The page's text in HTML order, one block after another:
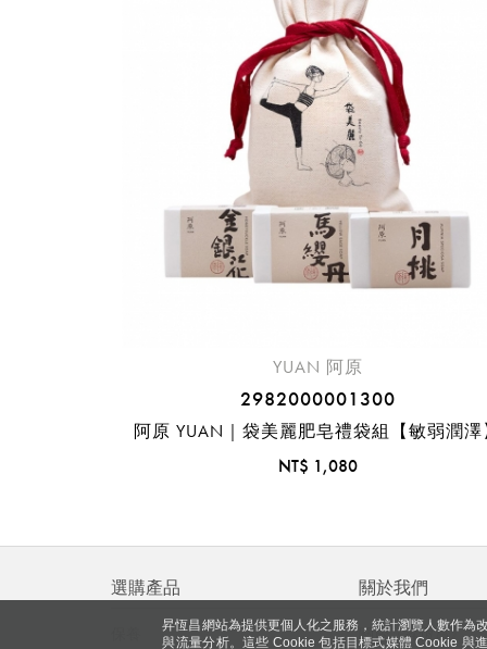
YUAN 阿原
2982000001300
阿原 YUAN｜袋美麗肥皂禮袋組【敏弱潤澤
NT$ 1,080
昇恆昌網站為提供更個人化之服務，統計瀏覽人數作為
與流量分析。這些 Cookie 包括目標式媒體 Cookie 與
選購產品 關於我們
關於《昇恆昌》